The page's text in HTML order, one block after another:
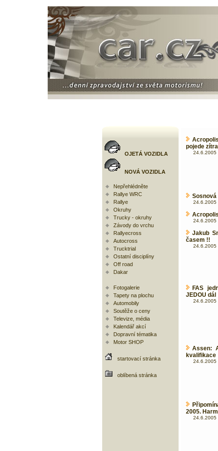
OJETÁ VOZIDLA
NOVÁ VOZIDLA
Nepřehlédněte
Rallye WRC
Rallye
Okruhy
Trucky - okruhy
Závody do vrchu
Rallyecross
Autocross
Trucktrial
Ostatní disciplíny
Off road
Dakar
Fotogalerie
Tapety na plochu
Automobily
Soutěže o ceny
Televize, média
Kalendář akcí
Dopravní tématika
Motor SHOP
startovací stránka
oblíbená stránka
pojede
24.6.2005
Sosnová
24.6.2005
24.6.2005
Jakub
časem !!
24.6.2005
FAS
JEDOU dál
24.6.2005
Assen:
kvalifikace
24.6.2005
2005.
24.6.2005